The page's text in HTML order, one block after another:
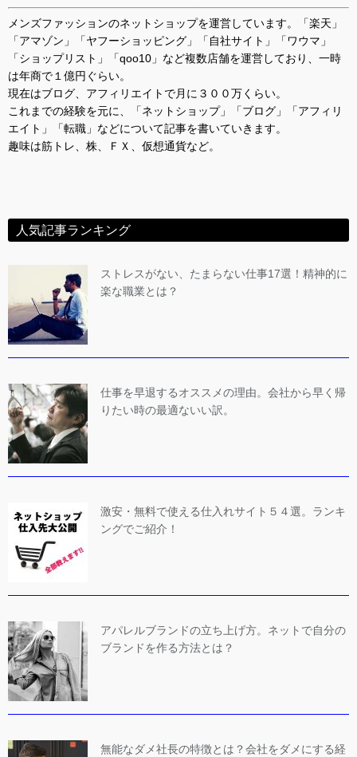
メンズファッションのネットショップを運営しています。「楽天」
「アマゾン」「ヤフーショッピング」「自社サイト」「ワウマ」
「ショップリスト」「qoo10」など複数店舗を運営しており、一時
は年商で１億円ぐらい。
現在はブログ、アフィリエイトで月に３００万くらい。
これまでの経験を元に、「ネットショップ」「ブログ」「アフィリ
エイト」「転職」などについて記事を書いていきます。
趣味は筋トレ、株、ＦＸ、仮想通貨など。
人気記事ランキング
ストレスがない、たまらない仕事17選！精神的に
楽な職業とは？
仕事を早退するオススメの理由。会社から早く帰
りたい時の最適ないい訳。
激安・無料で使える仕入れサイト５４選。ランキ
ングでご紹介！
アパレルブランドの立ち上げ方。ネットで自分の
ブランドを作る方法とは？
無能なダメ社長の特徴とは？会社をダメにする経